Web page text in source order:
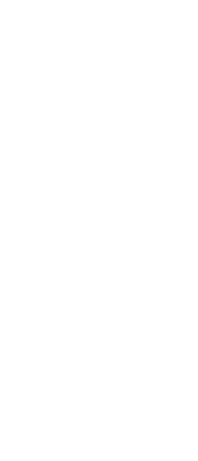
Los bilbaínos
que comparte
La Laguna
malagueños por
Río Breogán,
En las filas del
Hlinason en una
Domínguez. Por